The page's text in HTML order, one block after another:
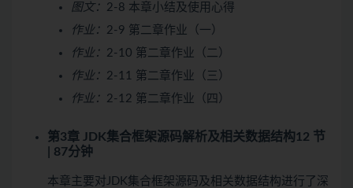
图文： 2-8 本章小结及使用心得
作业： 2-9 第二章作业（一）
作业： 2-10 第二章作业（二）
作业： 2-11 第二章作业（三）
作业： 2-12 第二章作业（四）
第3章 JDK集合框架源码解析及相关数据结构 12 节
| 87分钟
本章主要对JDK集合框架源码及相关数据结构进行了深